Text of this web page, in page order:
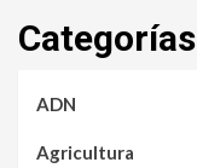
Categorías
ADN
Agricultura